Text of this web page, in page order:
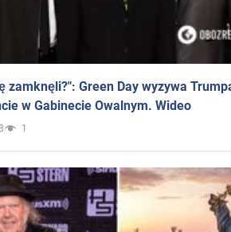
zamknęli?": Green Day wyzywa
w Gabinecie Owalnym. Wideo
1